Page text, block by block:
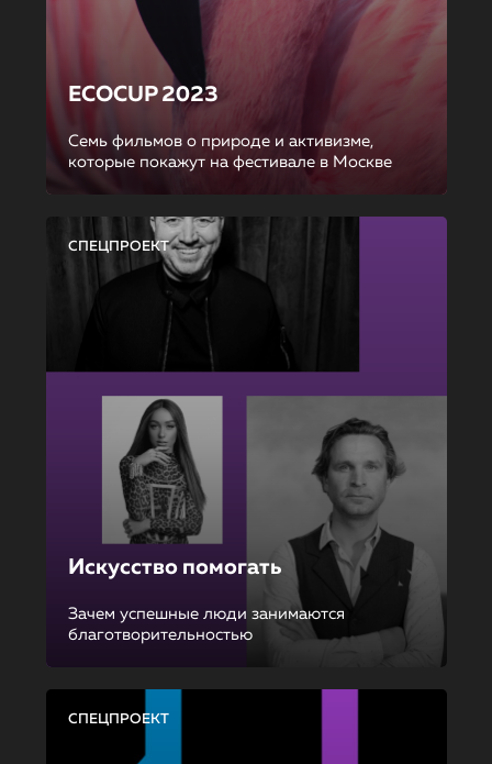
ECOCUP 2023
Семь фильмов о природе и активизме,
которые покажут на фестивале в Москве
СПЕЦПРОЕКТ
Искусство помогать
Зачем успешные люди занимаются
благотворительностью
СПЕЦПРОЕКТ